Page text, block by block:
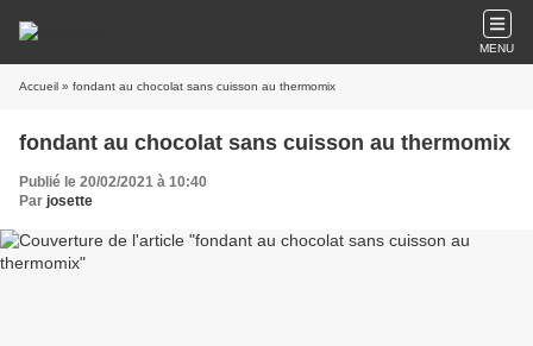
MENU
Accueil » fondant au chocolat sans cuisson au thermomix
fondant au chocolat sans cuisson au thermomix
Publié le 20/02/2021 à 10:40
Par josette